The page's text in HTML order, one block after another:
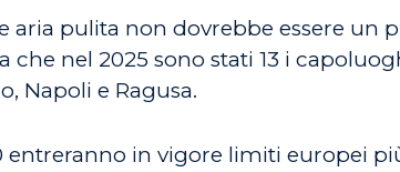
aria pulita non dovrebbe essere un
che nel 2025 sono stati 13 i
Napoli e Ragusa.
entreranno in vigore limiti europei